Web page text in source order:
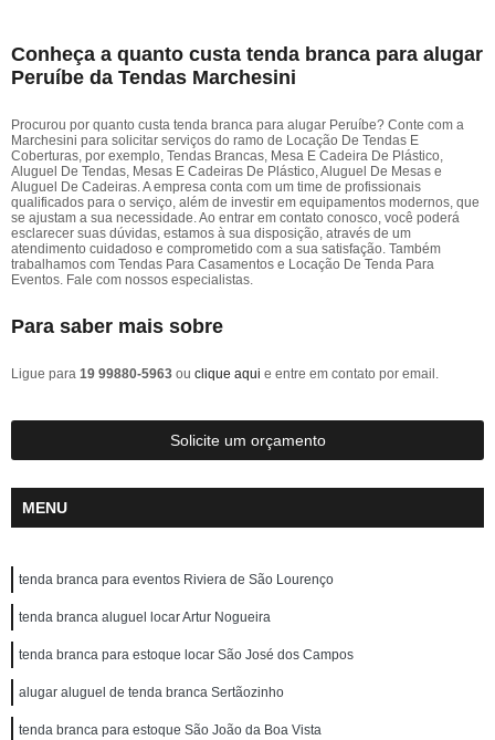
Conheça a quanto custa tenda branca para alugar
Peruíbe da Tendas Marchesini
Procurou por quanto custa tenda branca para alugar Peruíbe? Conte com a
Marchesini para solicitar serviços do ramo de Locação De Tendas E
Coberturas, por exemplo, Tendas Brancas, Mesa E Cadeira De Plástico,
Aluguel De Tendas, Mesas E Cadeiras De Plástico, Aluguel De Mesas e
Aluguel De Cadeiras. A empresa conta com um time de profissionais
qualificados para o serviço, além de investir em equipamentos modernos, que
se ajustam a sua necessidade. Ao entrar em contato conosco, você poderá
esclarecer suas dúvidas, estamos à sua disposição, através de um
atendimento cuidadoso e comprometido com a sua satisfação. Também
trabalhamos com Tendas Para Casamentos e Locação De Tenda Para
Eventos. Fale com nossos especialistas.
Para saber mais sobre
Ligue para 19 99880-5963 ou clique aqui e entre em contato por email.
Solicite um orçamento
MENU
tenda branca para eventos Riviera de São Lourenço
tenda branca aluguel locar Artur Nogueira
tenda branca para estoque locar São José dos Campos
alugar aluguel de tenda branca Sertãozinho
tenda branca para estoque São João da Boa Vista